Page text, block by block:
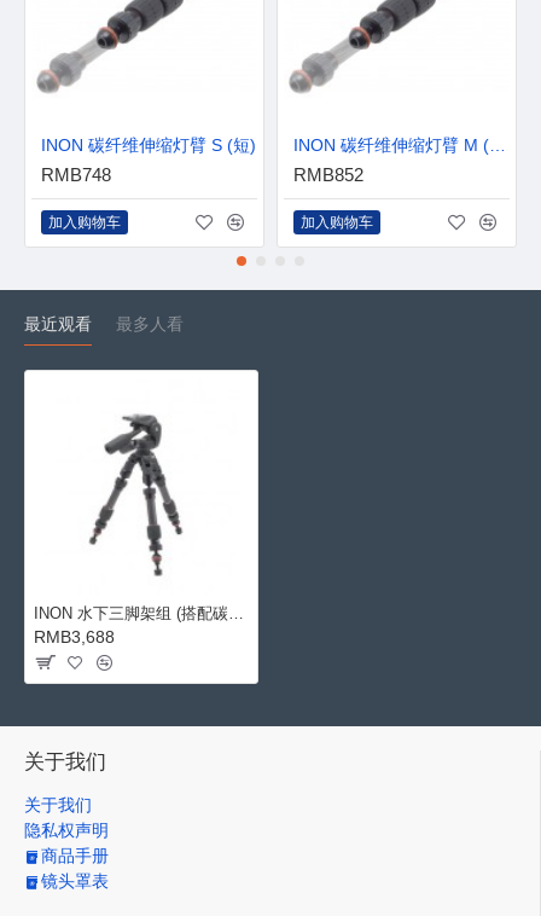
INON 碳纤维伸缩灯臂 S (短)
RMB748
加入购物车
RMB852
加入购物车
最近观看 最多人看
INON 水下三脚架组 (搭配碳纤维伸缩灯臂 SS 209mm)
RMB3,688
关于我们
关于我们
隐私权声明
商品手册
镜头罩表